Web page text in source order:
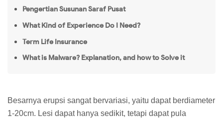
Pengertian Susunan Saraf Pusat
What Kind of Experience Do I Need?
Term Life Insurance
What is Malware? Explanation, and how to Solve it
Besarnya erupsi sangat bervariasi, yaitu dapat berdiameter
1-20cm. Lesi dapat hanya sedikit, tetapi dapat pula